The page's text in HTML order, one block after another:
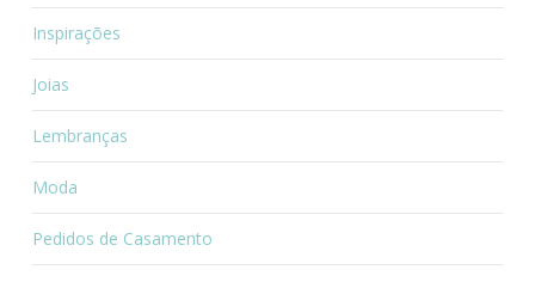
Inspirações
Joias
Lembranças
Moda
Pedidos de Casamento